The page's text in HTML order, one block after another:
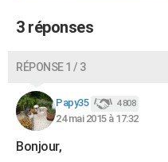
Dictionnaire
Biographies
Citations
Expressions
Proverbes
PROGRAMME TV
COPAINS D'AVANT
S'inscrire
Se connecter
Lycées
Collèges
Primaires
Universités
Entreprises
Service militaire
Avis de recherche
AVIS DE DÉCÈS
FORUM
Bricolage
Lifestyle
Culture
Television
Voyage
Cinema
3 réponses
RÉPONSE 1 / 3
Papy35 4 808
24 mai 2015 à 17:32
Bonjour,